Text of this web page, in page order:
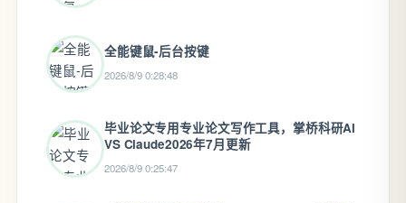
全能键鼠-后台按键
2026/8/9 0:28:48
毕业论文专用专业论文写作工具，掌桥科研AI
VS Claude2026年7月更新
2026/8/9 0:25:47